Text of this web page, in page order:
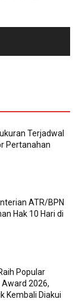
Terjadwal
Pertanahan
ATR/BPN
Hak 10 Hari di
Popular
2026,
Kembali Diakui